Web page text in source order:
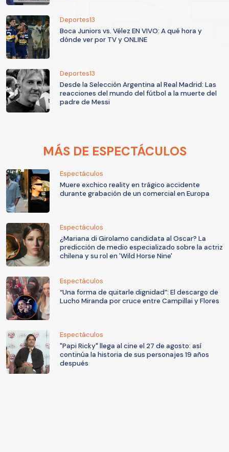
Deportes13
Boca Juniors vs. Vélez EN VIVO: A qué hora y
dónde ver por TV y ONLINE
Deportes13
Desde la Selección Argentina al Real Madrid: Las
reacciones del mundo del fútbol a la muerte del
padre de Messi
MÁS DE ESPECTÁCULOS
Espectáculos
Muere exchico reality en trágico accidente
durante grabación de un comercial en Europa
Espectáculos
¿Mariana di Girolamo candidata al Oscar? La
predicción de medio especializado sobre la actriz
chilena y su rol en 'Wild Horse Nine'
Espectáculos
“Una forma de quitarle dignidad”: El descargo de
Lucho Miranda por cruce entre Campillai y Flores
Espectáculos
"Papi Ricky" llega al cine el 27 de agosto: así
continúa la historia de sus personajes 19 años
después